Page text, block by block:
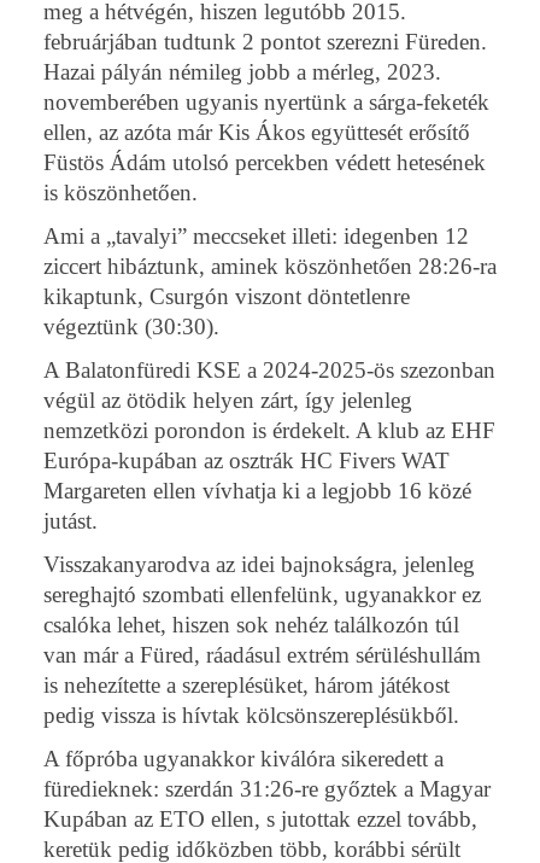
meg a hétvégén, hiszen legutóbb 2015.
februárjában tudtunk 2 pontot szerezni Füreden.
Hazai pályán némileg jobb a mérleg, 2023.
novemberében ugyanis nyertünk a sárga-feketék
ellen, az azóta már Kis Ákos együttesét erősítő
Füstös Ádám utolsó percekben védett hetesének
is köszönhetően.
Ami a „tavalyi” meccseket illeti: idegenben 12
ziccert hibáztunk, aminek köszönhetően 28:26-ra
kikaptunk, Csurgón viszont döntetlenre
végeztünk (30:30).
A Balatonfüredi KSE a 2024-2025-ös szezonban
végül az ötödik helyen zárt, így jelenleg
nemzetközi porondon is érdekelt. A klub az EHF
Európa-kupában az osztrák HC Fivers WAT
Margareten ellen vívhatja ki a legjobb 16 közé
jutást.
Visszakanyarodva az idei bajnokságra, jelenleg
sereghajtó szombati ellenfelünk, ugyanakkor ez
csalóka lehet, hiszen sok nehéz találkozón túl
van már a Füred, ráadásul extrém sérüléshullám
is nehezítette a szereplésüket, három játékost
pedig vissza is hívtak kölcsönszereplésükből.
A főpróba ugyanakkor kiválóra sikeredett a
füredieknek: szerdán 31:26-re győztek a Magyar
Kupában az ETO ellen, s jutottak ezzel tovább,
keretük pedig időközben több, korábbi sérült